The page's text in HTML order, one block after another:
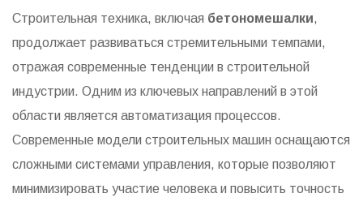
Строительная техника, включая бетономешалки,
продолжает развиваться стремительными темпами,
отражая современные тенденции в строительной
индустрии. Одним из ключевых направлений в этой
области является автоматизация процессов.
Современные модели строительных машин оснащаются
сложными системами управления, которые позволяют
минимизировать участие человека и повысить точность